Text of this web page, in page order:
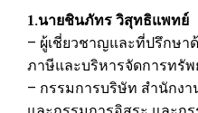
1.นายชินภัทร วิสุทธิแพทย์
– ผู้เชี่ยวชาญและที่ปรึกษา
ภาษีและบริหารจัดการทรั
– กรรมการบริษัท สำนักง